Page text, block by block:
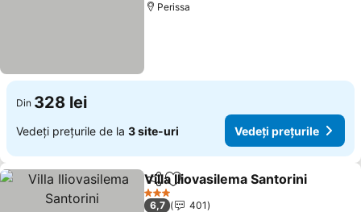
Perissa
Din 328 lei
Vedeți prețurile de la 3 site-uri Vedeți prețurile
DistribuițiAdăugaţi la favorite
Villa Iliovasilema Santorini
3 Stele
6,7
401